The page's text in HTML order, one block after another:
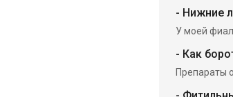
- Нижние
У моей
- Как
Препараты